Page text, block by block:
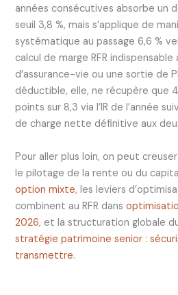
années consécutives absorbe un
seuil 3,8 %, mais s’applique de
systématique au passage 6,6 %
calcul de marge RFR
d’assurance-vie ou une sortie de
déductible, elle, ne récupère que
points sur 8,3 via l’IR de l’année
de charge nette définitive aux
Pour aller plus loin, on peut
le pilotage de la rente ou du
option mixte, les leviers
combinent au RFR dans
2026, et la structuration globale
stratégie patrimoine senior :
transmettre.